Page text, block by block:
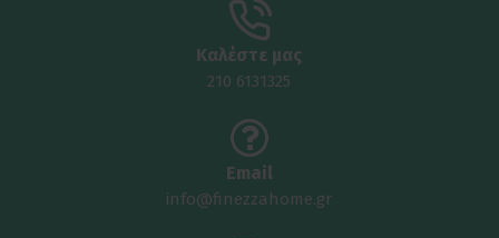
Καλέστε μας
210 6131325
Email
info@finezzahome.gr